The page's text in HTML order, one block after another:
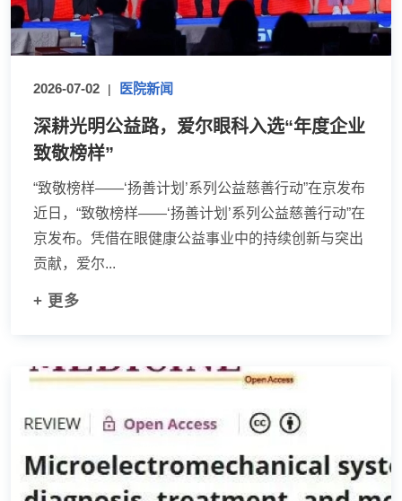
2026-07-02 | 医院新闻
深耕光明公益路，爱尔眼科入选“年度企业
致敬榜样”
“致敬榜样——‘扬善计划’系列公益慈善行动”在京发布
近日，“致敬榜样——‘扬善计划’系列公益慈善行动”在
京发布。凭借在眼健康公益事业中的持续创新与突出
贡献，爱尔...
+ 更多